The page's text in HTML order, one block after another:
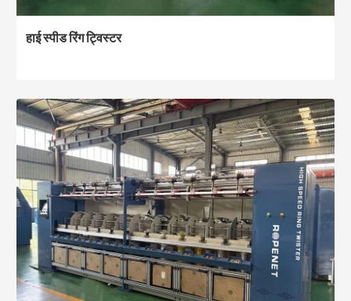
हाई स्पीड रिंग ट्विस्टर